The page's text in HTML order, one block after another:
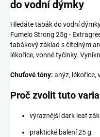
do vodní dýmky
Hledáte tabák do vodní
Fumelo Strong 25g -
tabákový základ s čitelným
lékořice, vonné tyčinky.
Chuťové tóny: anýz, lékořice,
Proč zvolit tuto
výraznější dark leaf
praktické balení 25 g